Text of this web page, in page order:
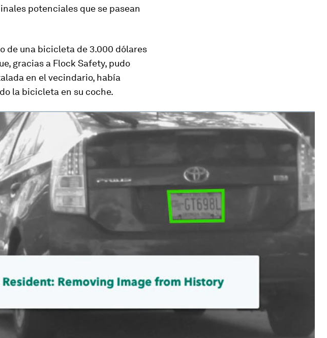
potenciales que se pasean
de una bicicleta de 3.000 dólares
gracias a Flock Safety, pudo
en el vecindario, había
la bicicleta en su coche.